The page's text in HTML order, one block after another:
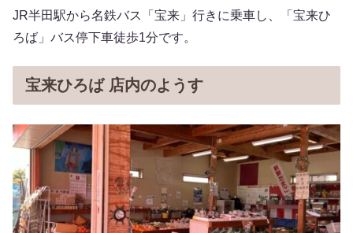
JR半田駅から名鉄バス「宝来」行きに乗車し、「宝来ひ
ろば」バス停下車徒歩1分です。
宝来ひろば 店内のようす